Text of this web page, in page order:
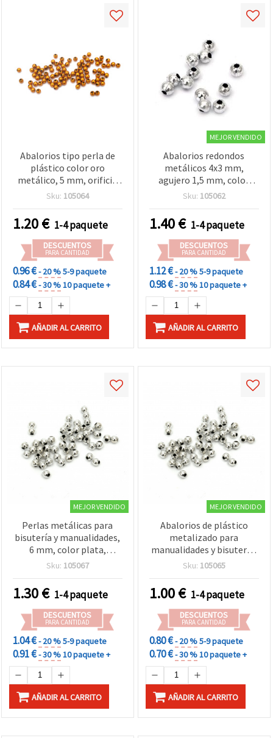
Abalorios tipo perla de
plástico color oro
metálico, 5 mm, orificio
1,5 mm, 50 g (aprox. 750
Sku: 105064
1.20€ 1-4 paquete
DESCUENTOS
PARA CANTIDAD
0.96 €- 20 %5-9 paquete
0.84 €- 30 %10 paquete +
AÑADIR AL CARRITO
MEJOR VENDIDO
Abalorios redondos
metálicos 4x3 mm,
agujero 1,5 mm, color
plateado - 50 g (aprox.
Sku: 105062
1.40€ 1-4 paquete
DESCUENTOS
PARA CANTIDAD
1.12 €- 20 %5-9 paquete
0.98 €- 30 %10 paquete +
AÑADIR AL CARRITO
MEJOR VENDIDO
Perlas metálicas para
bisutería y manualidades,
6 mm, color plata,
agujero 1,5 mm - 50 g,
Sku: 105067
1.30€ 1-4 paquete
DESCUENTOS
PARA CANTIDAD
1.04 €- 20 %5-9 paquete
0.91 €- 30 %10 paquete +
AÑADIR AL CARRITO
MEJOR VENDIDO
Abalorios de plástico
metalizado para
manualidades y bisutería,
redondos 5 mm, agujero
(~700 uds)
Sku: 105065
1.00€ 1-4 paquete
DESCUENTOS
PARA CANTIDAD
0.80 €- 20 %5-9 paquete
0.70 €- 30 %10 paquete +
AÑADIR AL CARRITO